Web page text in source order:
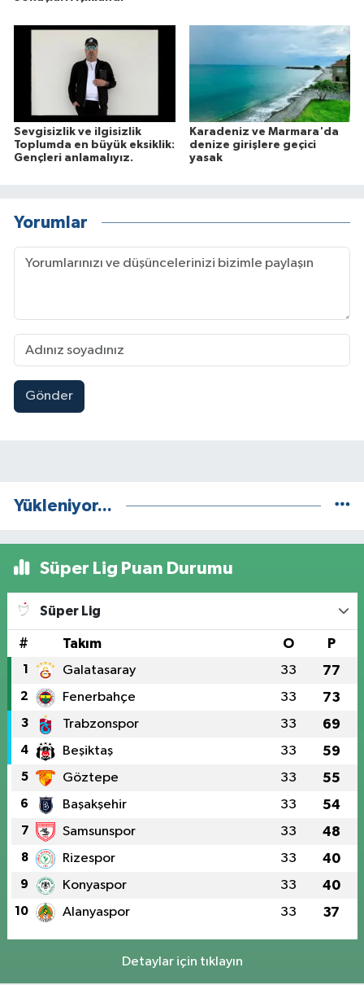
Sevgisizlik ve ilgisizlik
Toplumda en büyük eksiklik:
Gençleri anlamalıyız.
Karadeniz ve Marmara'da
denize girişlere geçici
yasak
Yorumlar
Gönder
Yükleniyor...
Süper Lig Puan Durumu
Süper Lig
# Takım O P
1 Galatasaray 33 77
2 Fenerbahçe 33 73
3 Trabzonspor 33 69
4 Beşiktaş 33 59
5 Göztepe 33 55
6 Başakşehir 33 54
7 Samsunspor 33 48
8 Rizespor 33 40
9 Konyaspor 33 40
10 Alanyaspor 33 37
Detaylar için tıklayın